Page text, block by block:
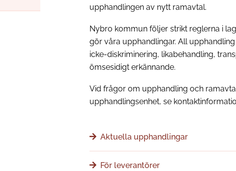
upphandlingen av nytt ramavtal.
Nybro kommun följer strikt reglerna i
gör våra upphandlingar. All
icke-diskriminering, likabehandling,
ömsesidigt erkännande.
Vid frågor om upphandling och
upphandlingsenhet, se
Aktuella upphandlingar
För leverantörer